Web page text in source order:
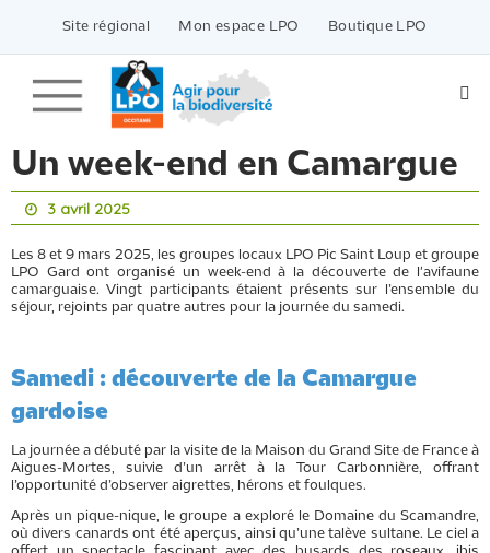
contenu
Site régional Mon espace LPO Boutique LPO
Un week-end en Camargue
3 avril 2025
Les 8 et 9 mars 2025, les groupes locaux LPO Pic Saint Loup et groupe
LPO Gard ont organisé un week-end à la découverte de l'avifaune
camarguaise. Vingt participants étaient présents sur l’ensemble du
séjour, rejoints par quatre autres pour la journée du samedi.
Samedi : découverte de la Camargue
gardoise
La journée a débuté par la visite de la Maison du Grand Site de France à
Aigues-Mortes, suivie d’un arrêt à la Tour Carbonnière, offrant
l’opportunité d’observer aigrettes, hérons et foulques.
Après un pique-nique, le groupe a exploré le Domaine du Scamandre,
où divers canards ont été aperçus, ainsi qu’une talève sultane. Le ciel a